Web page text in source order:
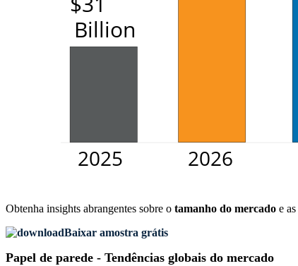
Obtenha insights abrangentes sobre o tamanho do mercado e as
Baixar amostra grátis
Papel de parede - Tendências globais do mercado